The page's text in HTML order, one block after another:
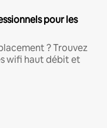
pour les
? Trouvez
wifi haut débit et